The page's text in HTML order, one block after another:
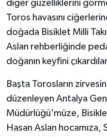
diğer güzelliklerini
Toros havasını
doğada Bisiklet Milli
Aslan rehberliğinde
doğanın keyfini
Başta Torosların
düzenleyen Antalya
Müdürlüğü'müze,
Hasan Aslan hocamıza,